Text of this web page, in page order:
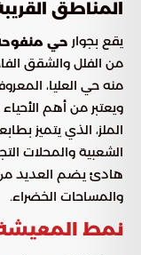
المناطق
يقع بجوار حي
من الفلل والشقق
منه حي العليا،
ويعتبر من أهم
الملز، الذي يتميز
الشعبية والمحلات
هادئ يضم العديد من
والمساحات الخضراء.
نمط